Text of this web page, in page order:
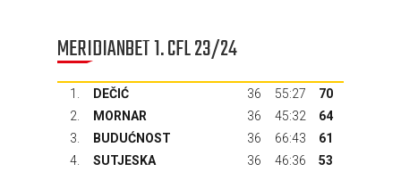
MERIDIANBET 1. CFL 23/24
1. DEČIĆ 36 55:27
70
2.
MORNAR 36 45:32
64
3.
BUDUĆNOST 36 66:43
61
4.
SUTJESKA 36 46:36
53